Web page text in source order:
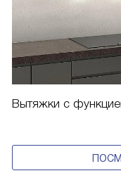
Вытяжки с